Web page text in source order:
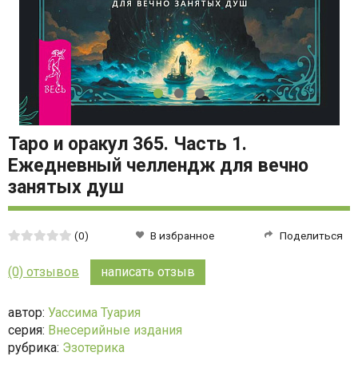
Таро и оракул 365. Часть 1.
Ежедневный челлендж для вечно
занятых душ
Средняя
из
(0) В избранное Поделиться
(0) отзывов написать отзыв
автор: Уассима Туария
серия: Внесерийные издания
рубрика: Эзотерика